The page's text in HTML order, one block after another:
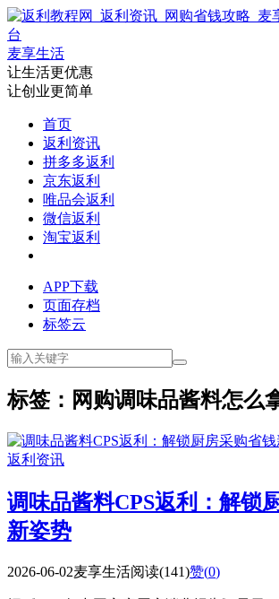
麦享生活
让生活更优惠
让创业更简单
首页
返利资讯
拼多多返利
京东返利
唯品会返利
微信返利
淘宝返利
APP下载
页面存档
标签云
标签：网购调味品酱料怎么
返利资讯
调味品酱料CPS返利：解锁
新姿势
2026-06-02麦享生活阅读(141)赞(0)